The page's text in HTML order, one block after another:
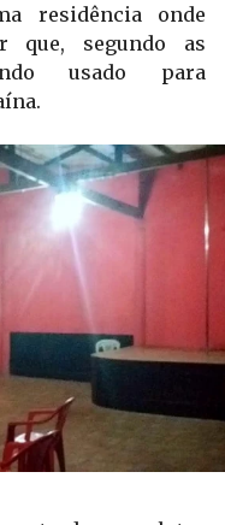
residência onde
que, segundo as
usado para